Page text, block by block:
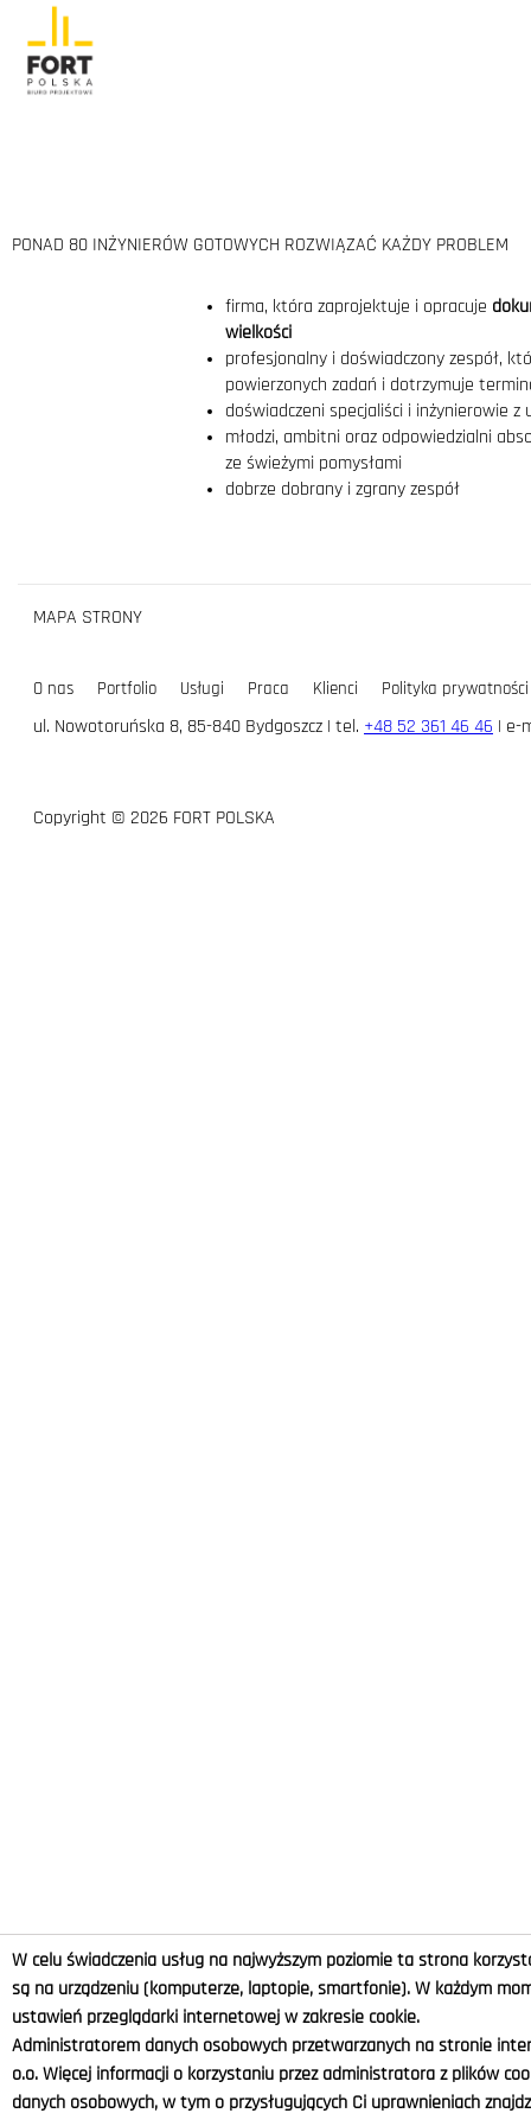
PONAD 80 INŻYNIERÓW GOTOWYCH ROZWIĄZAĆ KAŻDY PROBLEM
firma, która zaprojektuje i opracuje
wielkości
profesjonalny i doświadczony zespół,
powierzonych zadań i dotrzymuje
doświadczeni specjaliści i inżynierowie z
młodzi, ambitni oraz odpowiedzialni
ze świeżymi pomysłami
dobrze dobrany i zgrany zespół
MAPA STRONY
O nas Portfolio Usługi Praca Klienci
Polityka prywatności
ul. Nowotoruńska 8, 85-840 Bydgoszcz | tel. +48 52 361 46 46 | e-
Copyright © 2026 FORT POLSKA
W celu świadczenia usług na najwyższym poziomie ta strona
są na urządzeniu (komputerze, laptopie, smartfonie). W każdym
ustawień przeglądarki internetowej w zakresie cookie.
Administratorem danych osobowych przetwarzanych na stronie
o.o. Więcej informacji o korzystaniu przez administratora z plików
danych osobowych, w tym o przysługujących Ci uprawnieniach